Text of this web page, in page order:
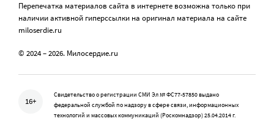
Перепечатка материалов сайта в интернете возможна только при
наличии активной гиперссылки на оригинал материала на сайте
miloserdie.ru
© 2024 – 2026. Милосердие.ru
16+
Свидетельство о регистрации СМИ Эл № ФС77-57850 выдано
федеральной службой по надзору в сфере связи, информационных
технологий и массовых коммуникаций (Роскомнадзор) 25.04.2014 г.